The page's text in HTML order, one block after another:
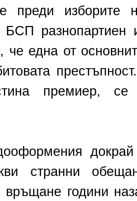
преди изборите
разнопартиен
че една от
премиер,
докрай
странни
връщане години